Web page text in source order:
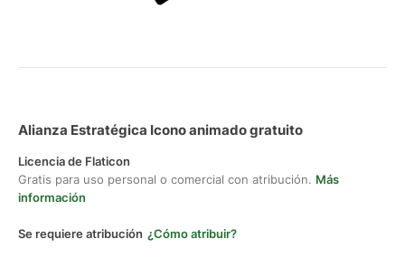
Alianza Estratégica Icono animado gratuito
Licencia de Flaticon
Gratis para uso personal o comercial con atribución. Más
información
Se requiere atribución ¿Cómo atribuir?